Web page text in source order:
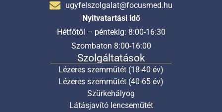
ugyfelszolgalat@focusmed.hu
Nyitvatartási idő
Hétfőtől – péntekig: 8:00-16:30
Szombaton 8:00-16:00
Szolgáltatások
Lézeres szemműtét (18-40 év)
Lézeres szemműtét (40-65 év)
Szürkehályog
Látásjavító lencseműtét